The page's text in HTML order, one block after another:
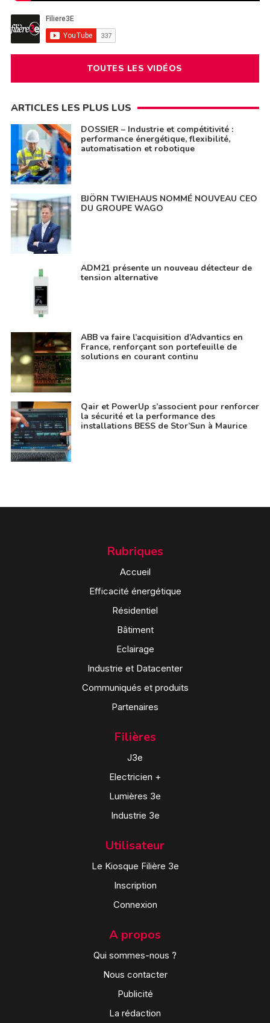
TOUTES LES VIDÉOS
ARTICLES LES PLUS LUS
DOSSIER – Industrie et compétitivité :
performance énergétique, flexibilité,
automatisation et robotique
BJÖRN TWIEHAUS NOMMÉ NOUVEAU CEO
DU GROUPE WAGO
ADM21 présente un nouveau détecteur de
tension alternative
ABB va faire l’acquisition d’Advantics en
France, renforçant son portefeuille de
solutions en courant continu
Qair et PowerUp s’associent pour renforcer
la sécurité et la performance des
installations BESS de Stor’Sun à Maurice
Rubriques
Accueil
Efficacité énergétique
Résidentiel
Bâtiment
Eclairage
Industrie et Datacenter
Communiqués et produits
Partenaires
Filières
J3e
Electricien +
Lumières 3e
Industrie 3e
Utilisateur
Le Kiosque Filière 3e
Inscription
Connexion
A propos
Qui sommes-nous ?
Nous contacter
Publicité
La rédaction